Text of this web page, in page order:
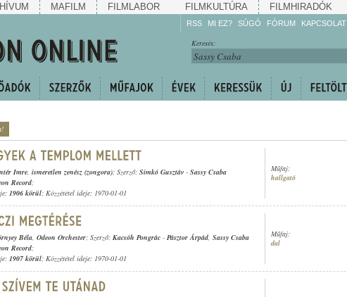
MAFILM FILMLABOR FILMKULTÚRA FILMHIRADÓK
RSS MI EZ? SÚGÓ
Gyarapítsa!
Kövesse!
FÓRUM KAPCSOLAT
Keresés:
Imre, ismeretlen zenész (zongora); Szerző: Simkó Gusztáv - Sassy Csaba
Record;
1906 körül; Közzététel ideje: 1970-01-01
Műfaj:
hallgató
Béla, Odeon Orchester; Szerző: Kacsóh Pongrác - Pásztor Árpád, Sassy Csaba
Record;
1907 körül; Közzététel ideje: 1970-01-01
Műfaj:
dal